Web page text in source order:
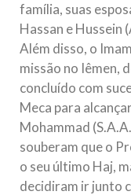
família, suas
Hassan e Hussein
Além disso, o
missão no Iêmen,
concluído com
Meca para
Mohammad
souberam que o
o seu último Haj,
decidiram ir junto